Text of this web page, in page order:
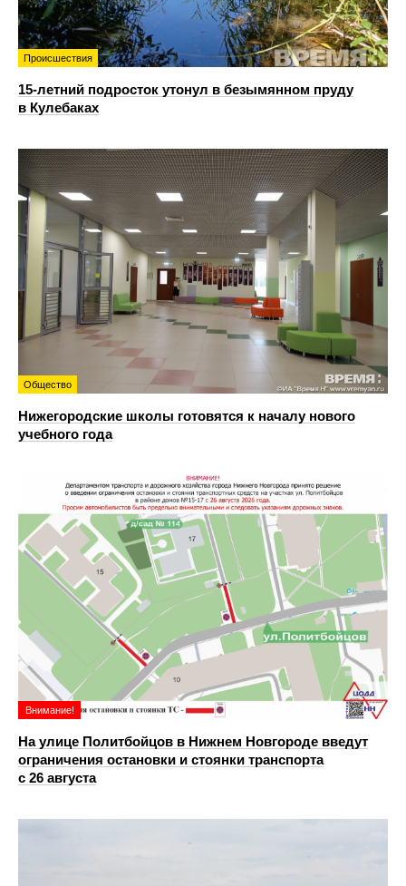
Происшествия
15-летний подросток утонул в безымянном пруду
в Кулебаках
Общество
Нижегородские школы готовятся к началу нового
учебного года
Внимание!
На улице Политбойцов в Нижнем Новгороде введут
ограничения остановки и стоянки транспорта
с 26 августа